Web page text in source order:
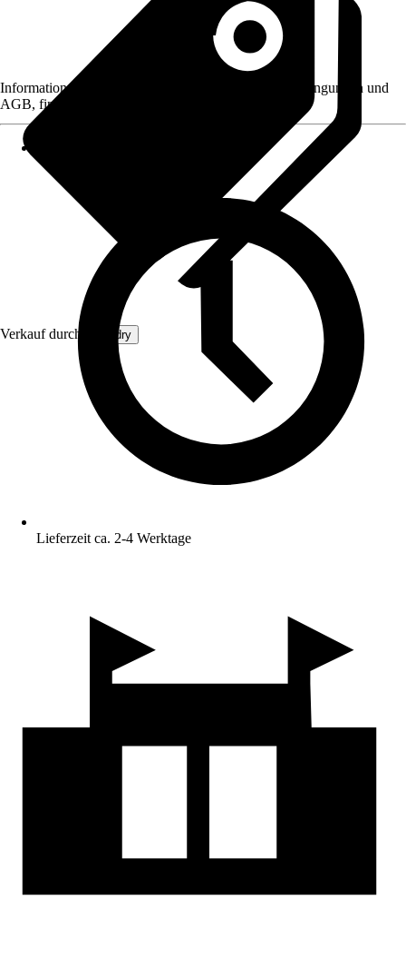
Verkauf durch: foxydry
Informationen des Verkäufers, wie z. B. Rückgabebedingungen und
AGB, finden Sie bei Klick auf den Verkäufernamen.
Lieferzeit ca. 2-4 Werktage